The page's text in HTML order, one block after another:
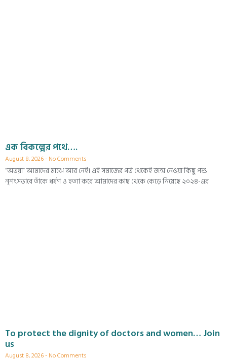
এক বিকল্পের পথে….
August 8, 2026 No Comments
“অভয়া” আমাদের মাঝে আর নেই। এই সমাজের গর্ভ থেকেই জন্ম নেওয়া কিছু পশু
নৃশংসভাবে তাঁকে ধর্ষণ ও হত্যা করে আমাদের কাছ থেকে কেড়ে নিয়েছে ২০২৪-এর
To protect the dignity of doctors and women… Join
us
August 8, 2026 No Comments